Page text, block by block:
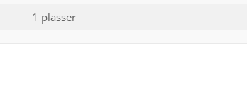
1 plasser